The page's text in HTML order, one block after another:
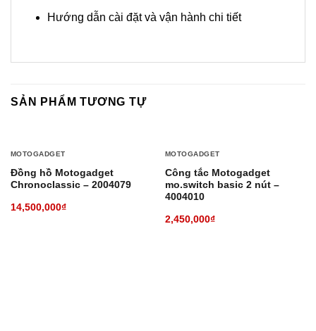
Hướng dẫn cài đặt và vận hành chi tiết
SẢN PHẨM TƯƠNG TỰ
MOTOGADGET
Đồng hồ Motogadget
Chronoclassic – 2004079
14,500,000₫
MOTOGADGET
Công tắc Motogadget
mo.switch basic 2 nút –
4004010
2,450,000₫